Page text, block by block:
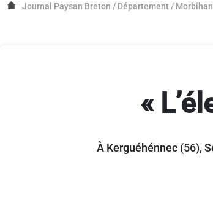
Journal Paysan Breton / Département / Morbihan
«
À Kerguéhénnec (56),